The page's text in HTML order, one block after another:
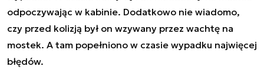
odpoczywając w kabinie. Dodatkowo nie wiadomo,
czy przed kolizją był on wzywany przez wachtę na
mostek. A tam popełniono w czasie wypadku najwięcej
błędów.